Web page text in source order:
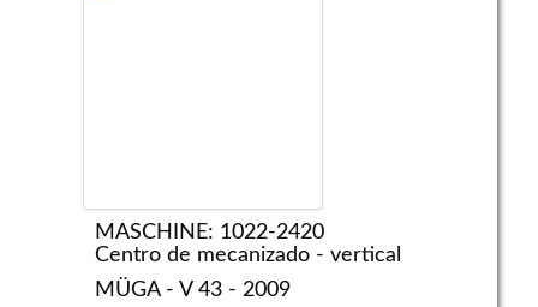
MASCHINE: 1022-2420
Centro de mecanizado - vertical
MÜGA - V 43 - 2009